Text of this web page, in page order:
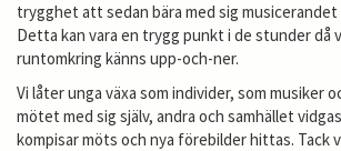
trygghet att sedan bära med sig musicerandet
Detta kan vara en trygg punkt i de stunder då
runtomkring känns upp-och-ner.
Vi låter unga växa som individer, som musiker
mötet med sig själv, andra och samhället
kompisar möts och nya förebilder hittas. Tack